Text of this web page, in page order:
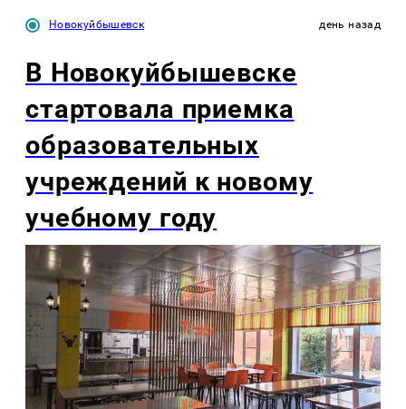
Новокуйбышевск день назад
В Новокуйбышевске
стартовала приемка
образовательных
учреждений к новому
учебному году